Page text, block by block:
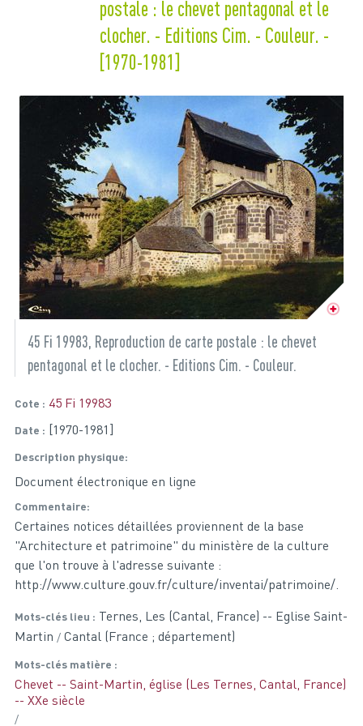
postale : le chevet pentagonal et le
clocher. - Editions Cim. - Couleur. -
[1970-1981]
45 Fi 19983, Reproduction de carte postale : le chevet
pentagonal et le clocher. - Editions Cim. - Couleur.
Cote 45 Fi 19983
Date [1970-1981]
Description physique
Document électronique en ligne
Commentaire
Certaines notices détaillées proviennent de la base
"Architecture et patrimoine" du ministère de la culture
que l'on trouve à l'adresse suivante :
http://www.culture.gouv.fr/culture/inventai/patrimoine/.
Mots-clés lieu
Ternes, Les (Cantal, France) -- Eglise Saint-
Martin
Cantal (France ; département)
Mots-clés matière
Chevet -- Saint-Martin, église (Les Ternes, Cantal, France)
-- XXe siècle